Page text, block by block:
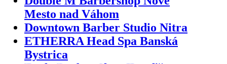
Mesto nad Váhom
Downtown Barber Studio Nitra
ETHERRA Head Spa Banská
Bystrica